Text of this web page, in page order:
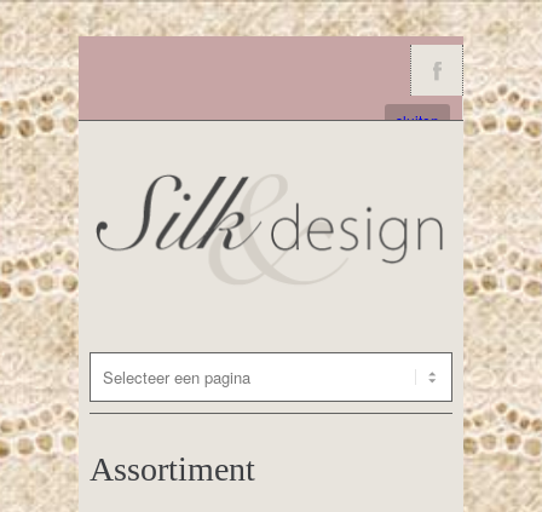
sluiten
Assortiment